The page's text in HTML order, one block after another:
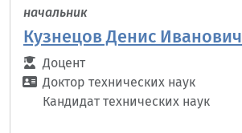
начальник
Кузнецов Денис Иванович
Доцент
Доктор технических наук
Кандидат технических наук